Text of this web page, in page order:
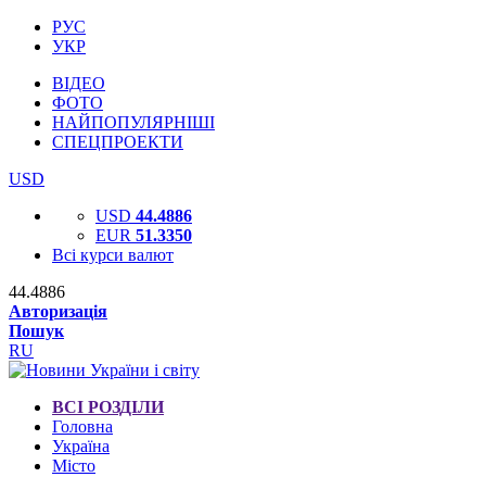
РУС
УКР
ВІДЕО
ФОТО
НАЙПОПУЛЯРНІШІ
СПЕЦПРОЕКТИ
USD
USD 44.4886
EUR 51.3350
Всі курси валют
44.4886
Авторизація
Пошук
RU
ВСІ РОЗДІЛИ
Головна
Україна
Місто